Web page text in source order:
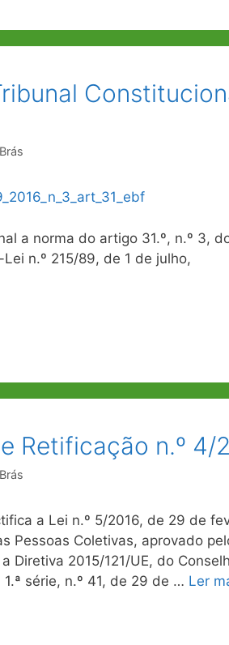
a norma do artigo 31.º, n.º 3,
n.º 215/89, de 1 de julho,
Retificação n.º 4/
a Lei n.º 5/2016, de 29 de
Pessoas Coletivas, aprovado
Diretiva 2015/121/UE, do
série, n.º 41, de 29 de … Ler